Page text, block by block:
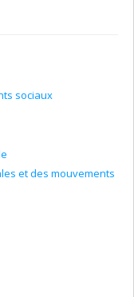
sociaux
et des mouvements